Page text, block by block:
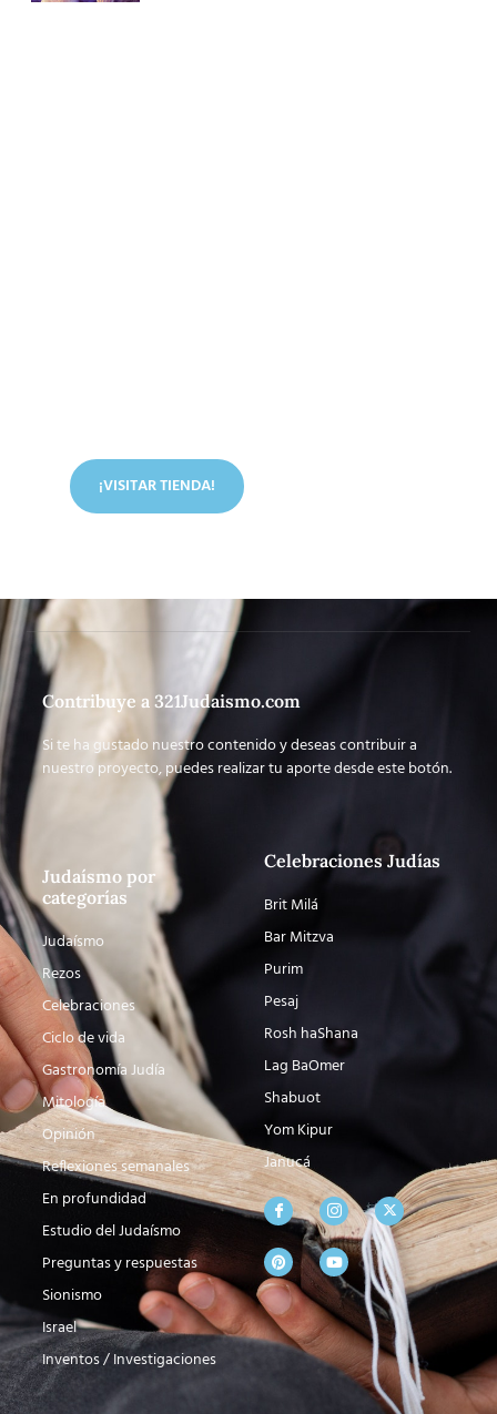
¡VISITAR TIENDA!
Contribuye a 321Judaismo.com
Si te ha gustado nuestro contenido y deseas contribuir a
nuestro proyecto, puedes realizar tu aporte desde este botón.
Judaísmo por
categorías
Judaísmo
Rezos
Celebraciones
Ciclo de vida
Gastronomía Judía
Mitología
Opinión
Reflexiones semanales
En profundidad
Estudio del Judaísmo
Preguntas y respuestas
Sionismo
Israel
Inventos / Investigaciones
Celebraciones Judías
Brit Milá
Bar Mitzva
Purim
Pesaj
Rosh haShana
Lag BaOmer
Shabuot
Yom Kipur
Janucá